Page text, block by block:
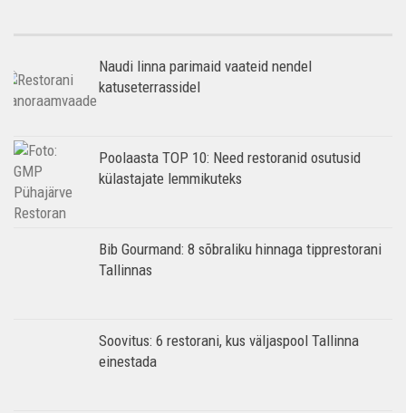
Naudi linna parimaid vaateid nendel
katuseterrassidel
Poolaasta TOP 10: Need restoranid osutusid
külastajate lemmikuteks
Bib Gourmand: 8 sõbraliku hinnaga tipprestorani
Tallinnas
Soovitus: 6 restorani, kus väljaspool Tallinna
einestada